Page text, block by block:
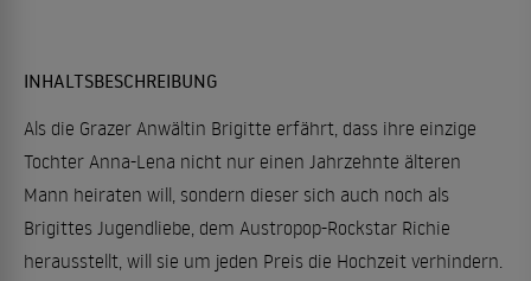
INHALTSBESCHREIBUNG
Als die Grazer Anwältin Brigitte erfährt, dass ihre einzige
Tochter Anna-Lena nicht nur einen Jahrzehnte älteren
Mann heiraten will, sondern dieser sich auch noch als
Brigittes Jugendliebe, dem Austropop-Rockstar Richie
herausstellt, will sie um jeden Preis die Hochzeit verhindern.